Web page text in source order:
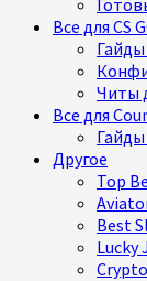
Все для CS
Гайды
Читы
Все для
Другое
Top
Best
Lucky